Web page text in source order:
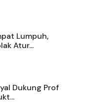
Lumpuh,
Atur...
Dukung Prof